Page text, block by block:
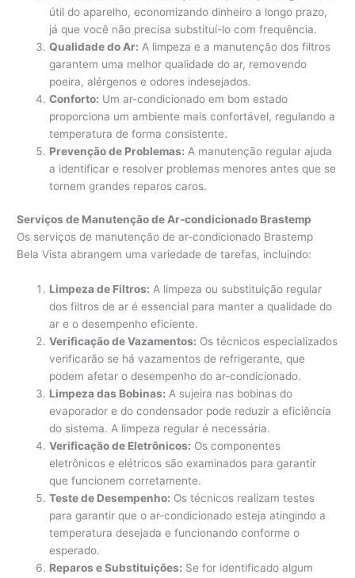
útil do aparelho, economizando dinheiro a longo prazo,
já que você não precisa substituí-lo com frequência.
Qualidade do Ar: A limpeza e a manutenção dos filtros
garantem uma melhor qualidade do ar, removendo
poeira, alérgenos e odores indesejados.
Conforto: Um ar-condicionado em bom estado
proporciona um ambiente mais confortável, regulando a
temperatura de forma consistente.
Prevenção de Problemas: A manutenção regular ajuda
a identificar e resolver problemas menores antes que se
tornem grandes reparos caros.
Serviços de Manutenção de Ar-condicionado Brastemp
Os serviços de manutenção de ar-condicionado Brastemp
Bela Vista abrangem uma variedade de tarefas, incluindo:
Limpeza de Filtros: A limpeza ou substituição regular
dos filtros de ar é essencial para manter a qualidade do
ar e o desempenho eficiente.
Verificação de Vazamentos: Os técnicos especializados
verificarão se há vazamentos de refrigerante, que
podem afetar o desempenho do ar-condicionado.
Limpeza das Bobinas: A sujeira nas bobinas do
evaporador e do condensador pode reduzir a eficiência
do sistema. A limpeza regular é necessária.
Verificação de Eletrônicos: Os componentes
eletrônicos e elétricos são examinados para garantir
que funcionem corretamente.
Teste de Desempenho: Os técnicos realizam testes
para garantir que o ar-condicionado esteja atingindo a
temperatura desejada e funcionando conforme o
esperado.
Reparos e Substituições: Se for identificado algum